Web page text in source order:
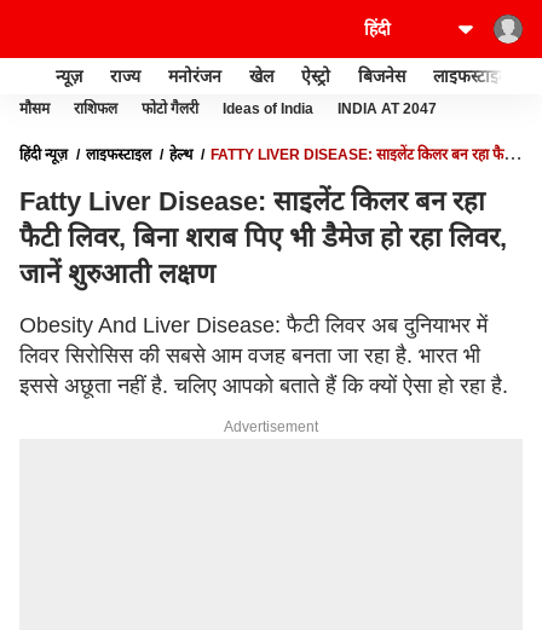
न्यूज़ राज्य मनोरंजन खेल ऐस्ट्रो बिजनेस लाइफस्टाइल
मौसम राशिफल फोटो गैलरी Ideas of India INDIA AT 2047
हिंदी न्यूज़ लाइफस्टाइल हेल्थ
FATTY LIVER DISEASE: साइलेंट किलर बन रहा फैटी
Fatty Liver Disease: साइलेंट किलर बन रहा
फैटी लिवर, बिना शराब पिए भी डैमेज हो रहा लिवर,
जानें शुरुआती लक्षण
Obesity And Liver Disease: फैटी लिवर अब दुनियाभर में
लिवर सिरोसिस की सबसे आम वजह बनता जा रहा है. भारत भी
इससे अछूता नहीं है. चलिए आपको बताते हैं कि क्यों ऐसा हो रहा है.
Advertisement